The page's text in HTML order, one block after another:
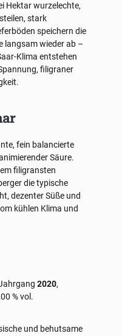
Hektar wurzelechte,
stark
speichern die
langsam wieder ab –
Klima entstehen
filigraner
fein balancierte
Säure.
filigransten
die typische
dezenter Süße und
kühlen Klima und
2020,
% vol.
und behutsame